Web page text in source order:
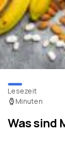
Lesezeit
Minuten
Was sind